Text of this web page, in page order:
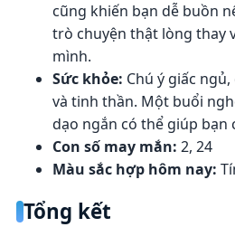
cũng khiến bạn dễ buồn
trò chuyện thật lòng thay
mình.
Sức khỏe: Chú ý giấc
và tinh thần. Một buổi
dạo ngắn có thể giúp bạn
Con số may mắn: 2, 24
Màu sắc hợp hôm nay:
Tổng kết